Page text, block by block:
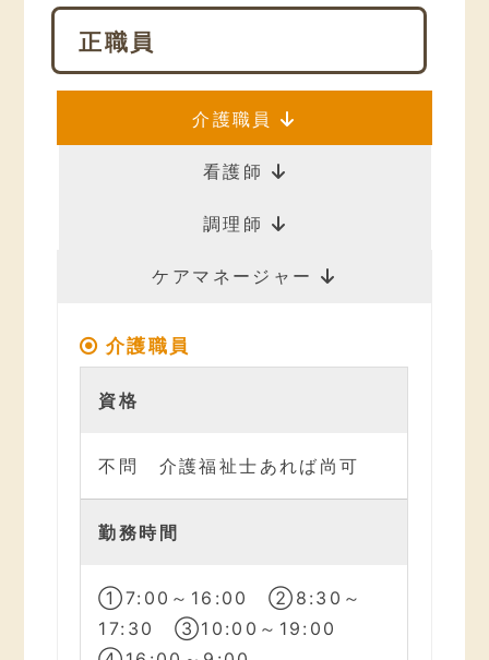
正職員
介護職員
看護師
調理師
ケアマネージャー
介護職員
資格
不問 介護福祉士あれば尚可
勤務時間
①7:00～16:00 ②8:30～
17:30 ③10:00～19:00